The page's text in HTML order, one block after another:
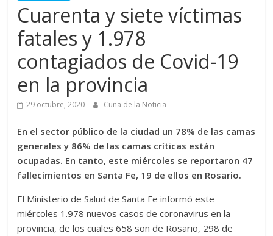
Cuarenta y siete víctimas
fatales y 1.978
contagiados de Covid-19
en la provincia
29 octubre, 2020 Cuna de la Noticia
En el sector público de la ciudad un 78% de las camas
generales y 86% de las camas críticas están
ocupadas. En tanto, este miércoles se reportaron 47
fallecimientos en Santa Fe, 19 de ellos en Rosario.
El Ministerio de Salud de Santa Fe informó este
miércoles 1.978 nuevos casos de coronavirus en la
provincia, de los cuales 658 son de Rosario, 298 de